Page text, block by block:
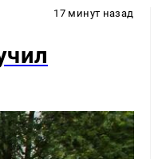
17 минут назад